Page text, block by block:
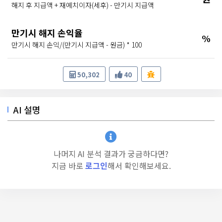
해지 후 지급액 + 재예치이자(세후) - 만기시 지급액
만기시 해지 손익율
만기시 해지 손익/(만기시 지급액 - 원금) * 100
%
50,302 40
AI 설명
나머지 AI 분석 결과가 궁금하다면?
지금 바로 로그인해서 확인해보세요.